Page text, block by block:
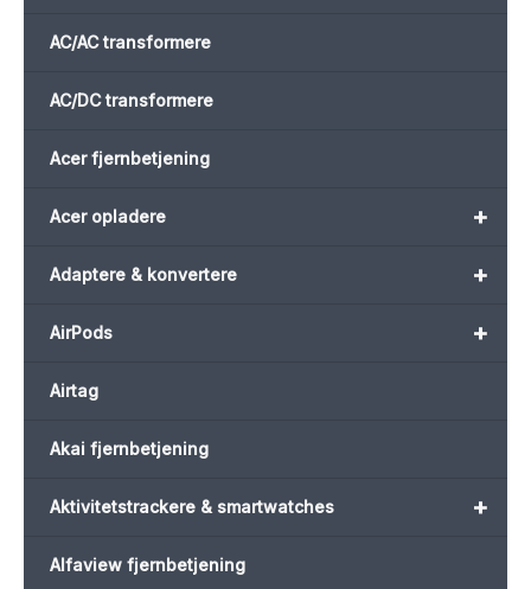
AC/AC transformere
AC/DC transformere
Acer fjernbetjening
+
Acer opladere
+
Adaptere & konvertere
+
AirPods
Airtag
Akai fjernbetjening
+
Aktivitetstrackere & smartwatches
Alfaview fjernbetjening